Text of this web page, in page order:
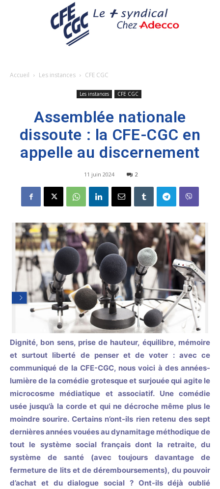
Accueil Les instances CFE CGC
Les instances CFE CGC
Assemblée nationale
dissoute : la CFE-CGC en
appelle au discernement
11 juin 2024 2
Dignité, bon sens, prise de hauteur, équilibre, mémoire
et surtout liberté de penser et de voter : avec ce
communiqué de la CFE-CGC, nous voici à des années-
lumière de la comédie grotesque et surjouée qui agite le
microcosme médiatique et associatif. Une comédie
usée jusqu’à la corde et qui ne décroche même plus le
moindre sourire. Certains n’ont-ils rien retenu des sept
dernières années vouées au dynamitage méthodique de
tout le système social français dont la retraite, du
système de santé (avec toujours davantage de
fermeture de lits et de déremboursements), du pouvoir
d’achat et du dialogue social ? Ont-ils déjà oublié